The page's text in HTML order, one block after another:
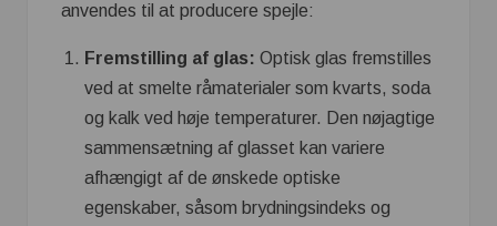
anvendes til at producere spejle:
Fremstilling af glas: Optisk glas fremstilles
ved at smelte råmaterialer som kvarts, soda
og kalk ved høje temperaturer. Den nøjagtige
sammensætning af glasset kan variere
afhængigt af de ønskede optiske
egenskaber, såsom brydningsindeks og